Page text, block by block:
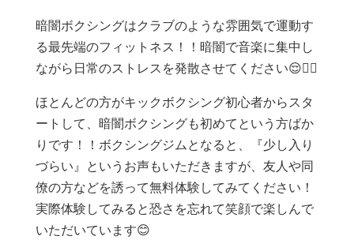
暗闇ボクシングはクラブのような雰囲気で運動す
る最先端のフィットネス！！暗闇で音楽に集中し
ながら日常のストレスを発散させてください😌❤️‍🔥
ほとんどの方がキックボクシング初心者からスタ
ートして、暗闇ボクシングも初めてという方ばか
りです！！ボクシングジムとなると、『少し入り
づらい』というお声もいただきますが、友人や同
僚の方などを誘って無料体験してみてください！
実際体験してみると恐さを忘れて笑顔で楽しんで
いただいています😊